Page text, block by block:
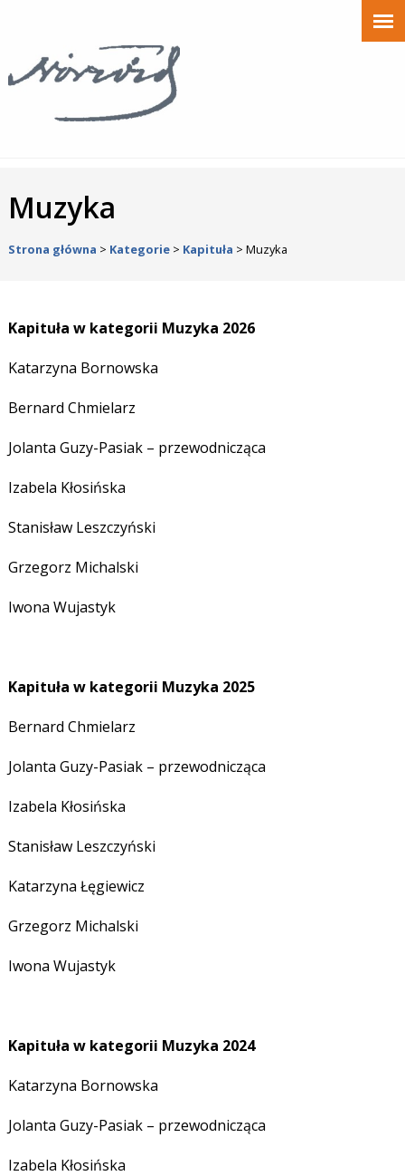
Muzyka
Strona główna > Kategorie> Kapituła > Muzyka
Kapituła w kategorii Muzyka 2026
Katarzyna Bornowska
Bernard Chmielarz
Jolanta Guzy-Pasiak – przewodnicząca
Izabela Kłosińska
Stanisław Leszczyński
Grzegorz Michalski
Iwona Wujastyk
Kapituła w kategorii Muzyka 2025
Bernard Chmielarz
Jolanta Guzy-Pasiak – przewodnicząca
Izabela Kłosińska
Stanisław Leszczyński
Katarzyna Łęgiewicz
Grzegorz Michalski
Iwona Wujastyk
Kapituła w kategorii Muzyka 2024
Katarzyna Bornowska
Jolanta Guzy-Pasiak – przewodnicząca
Izabela Kłosińska